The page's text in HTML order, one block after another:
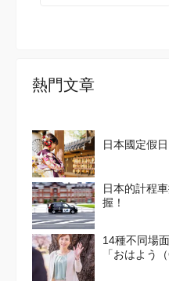
熱門文章
日本國定假
日本的計程
握！
14種不同場
「おはよう